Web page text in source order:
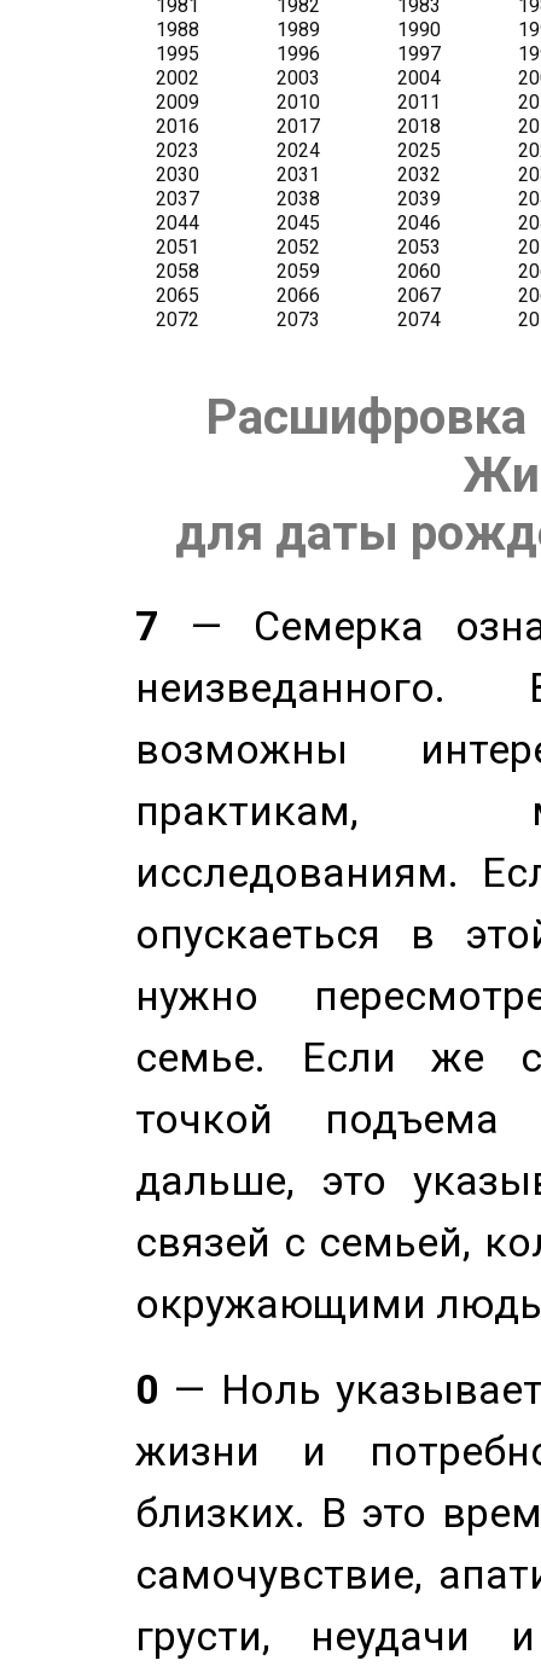
Расшифровка
для даты
7 — Семерка
возможны
практикам,
исследованиям.
опускаеться в
нужно
семье. Если же
точкой
дальше, это
связей с семьей,
окружающими
0 — Ноль
жизни и
близких. В это
самочувствие,
грусти, неудачи